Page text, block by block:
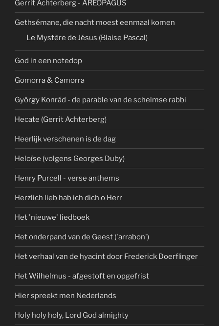
Gerrit Achterberg - AREOPAGUS
Gethsémane, die nacht moest eenmaal komen
Le Mystère de Jésus (Blaise Pascal)
God in een notedop
Gomorra & Camorra
György Konrád - de parable van de schelmse rabbi
Hecate (Gerrit Achterberg)
Heerlijk verschenen is de dag
Heloïse (volgens Georges Duby)
Henry Purcell - verse anthems
Herzlich lieb hab ich dich o Herr
Het 'nieuwe' liedboek
Het onderpand van de Geest ('arrabon')
Het verhaal van de hyacint door Frederick Doerflinger
Het Wilhelmus - afgestoft en opgefrist
Hier spreekt men Nederlands
Holy holy holy, Lord God almighty